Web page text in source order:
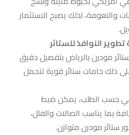
والنعومة، لذلك يصبح الاستثمار
النوافذ للستائر
مودرن بالرياض بتفصيل دقيق
ذلك خامات ستائر قوية تتحمل
حسب الطلب، يمكن ضبط
بما يناسب الصالات والفلل،
ستائر مودرن متوازن.